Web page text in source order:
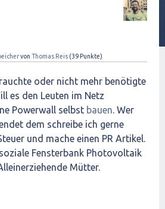
von Thomas Reis (39 Punkte)
oder nicht mehr benötigte
es den Leuten im Netz
Powerwall selbst bauen. Wer
dem schreibe ich gerne
und mache einen PR Artikel.
Fensterbank Photovoltaik
Mütter.